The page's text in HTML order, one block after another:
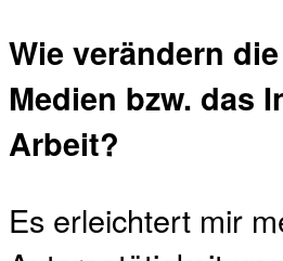
Wie verändern
Medien bzw. das
Arbeit?
Es erleichtert mir